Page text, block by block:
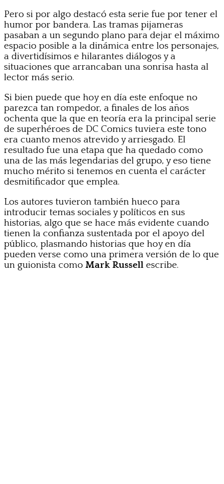
Pero si por algo destacó esta serie fue por tener el
humor por bandera. Las tramas pijameras
pasaban a un segundo plano para dejar el máximo
espacio posible a la dinámica entre los personajes,
a divertidísimos e hilarantes diálogos y a
situaciones que arrancaban una sonrisa hasta al
lector más serio.
Si bien puede que hoy en día este enfoque no
parezca tan rompedor, a finales de los años
ochenta que la que en teoría era la principal serie
de superhéroes de DC Comics tuviera este tono
era cuanto menos atrevido y arriesgado. El
resultado fue una etapa que ha quedado como
una de las más legendarias del grupo, y eso tiene
mucho mérito si tenemos en cuenta el carácter
desmitificador que emplea.
Los autores tuvieron también hueco para
introducir temas sociales y políticos en sus
historias, algo que se hace más evidente cuando
tienen la confianza sustentada por el apoyo del
público, plasmando historias que hoy en día
pueden verse como una primera versión de lo que
un guionista como Mark Russell escribe.